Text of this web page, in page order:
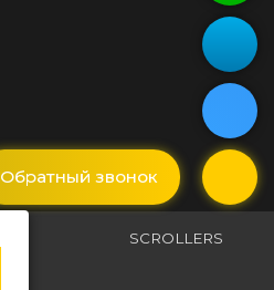
SCROLLERS
Обратный звонок